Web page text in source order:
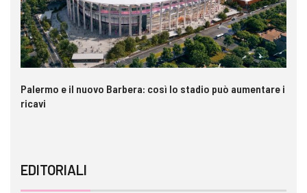
Palermo e il nuovo Barbera: così lo stadio può aumentare i
ricavi
EDITORIALI